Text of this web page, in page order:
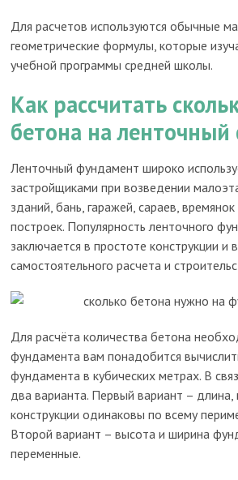
Для расчетов используются обычные
геометрические формулы, которые
учебной программы средней школы.
Как рассчитать
бетона на
Ленточный фундамент широко
застройщиками при возведении
зданий, бань, гаражей, сараев,
построек. Популярность ленточного
заключается в простоте конструкции и
самостоятельного расчета и
Для расчёта количества бетона
фундамента вам понадобится
фундамента в кубических метрах. В
два варианта. Первый вариант –
конструкции одинаковы по всему
Второй вариант – высота и ширина
переменные.